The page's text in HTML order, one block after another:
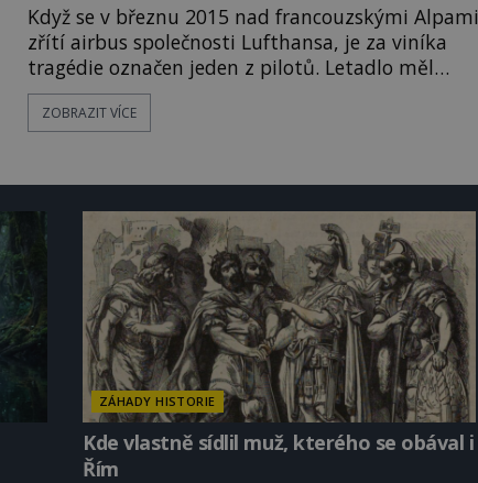
Když se v březnu 2015 nad francouzskými Alpami
zřítí airbus společnosti Lufthansa, je za viníka
tragédie označen jeden z pilotů. Letadlo měl
k zemi poslat úmyslně. Proslýchá se však, že pilot
je obětním beránkem a za vše mohla technická
báli létat. V
ZOBRAZIT VÍCE
ZÁHADY HISTORIE
Kde vlastně sídlil muž, kterého se obával i
Řím